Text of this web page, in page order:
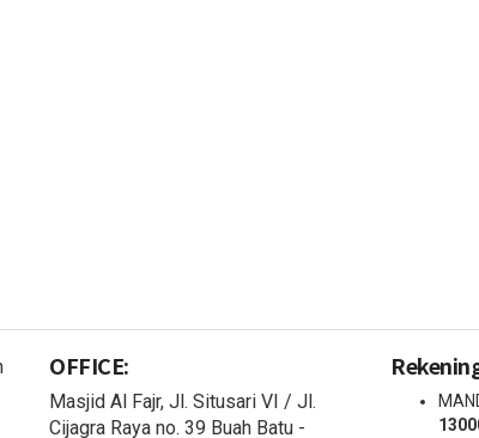
OFFICE:
Masjid Al Fajr, Jl. Situsari VI / Jl.
Cijagra Raya no. 39 Buah Batu -